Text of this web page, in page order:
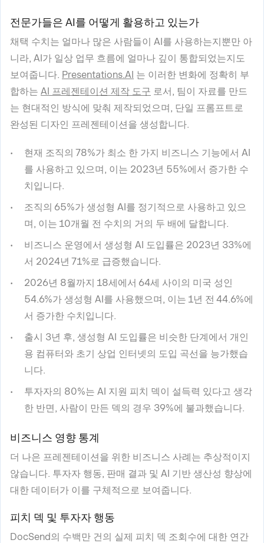
전문가들은 AI를 어떻게 활용하고 있는가
채택 수치는 얼마나 많은 사람들이 AI를 사용하는지뿐만 아
니라, AI가 일상 업무 흐름에 얼마나 깊이 통합되었는지도
보여줍니다. Presentations.AI 는 이러한 변화에 정확히 부
합하는 AI 프레젠테이션 제작 도구 로서, 팀이 자료를 만드
는 현대적인 방식에 맞춰 제작되었으며, 단일 프롬프트로
완성된 디자인 프레젠테이션을 생성합니다.
현재 조직의 78%가 최소 한 가지 비즈니스 기능에서 AI
를 사용하고 있으며, 이는 2023년 55%에서 증가한 수
치입니다.
조직의 65%가 생성형 AI를 정기적으로 사용하고 있으
며, 이는 10개월 전 수치의 거의 두 배에 달합니다.
비즈니스 운영에서 생성형 AI 도입률은 2023년 33%에
서 2024년 71%로 급증했습니다.
2026년 8월까지 18세에서 64세 사이의 미국 성인
54.6%가 생성형 AI를 사용했으며, 이는 1년 전 44.6%에
서 증가한 수치입니다.
출시 3년 후, 생성형 AI 도입률은 비슷한 단계에서 개인
용 컴퓨터와 초기 상업 인터넷의 도입 곡선을 능가했습
니다.
투자자의 80%는 AI 지원 피치 덱이 설득력 있다고 생각
한 반면, 사람이 만든 덱의 경우 39%에 불과했습니다.
비즈니스 영향 통계
더 나은 프레젠테이션을 위한 비즈니스 사례는 추상적이지
않습니다. 투자자 행동, 판매 결과 및 AI 기반 생산성 향상에
대한 데이터가 이를 구체적으로 보여줍니다.
피치 덱 및 투자자 행동
DocSend의 수백만 건의 실제 피치 덱 조회수에 대한 연간